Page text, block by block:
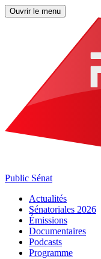
Ouvrir le menu
Public Sénat
Actualités
Sénatoriales 2026
Émissions
Documentaires
Podcasts
Programme